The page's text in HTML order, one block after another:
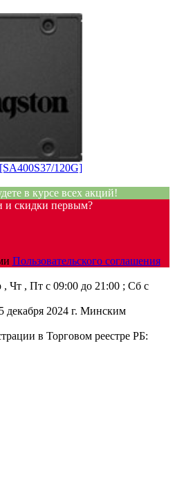
120G]
в курсе всех акций!
и скидки первым?
Пользовательского соглашения
Чт , Пт c 09:00 до 21:00 ; Сб c
декабря 2024 г. Минским
в Торговом реестре РБ: